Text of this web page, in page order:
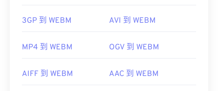
3GP 到 WEBM AVI 到 WEBM
MP4 到 WEBM OGV 到 WEBM
AIFF 到 WEBM AAC 到 WEBM